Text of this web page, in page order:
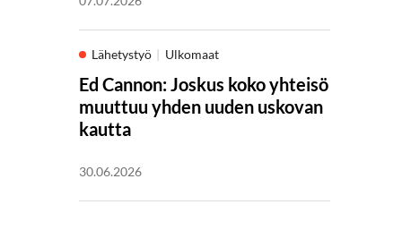
Lähetystyö Ulkomaat
Ed Cannon: Joskus koko yhteisö
muuttuu yhden uuden uskovan
kautta
30.06.2026